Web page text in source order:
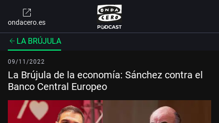
ondacero.es
LA BRÚJULA
09/11/2022
La Brújula de la economía: Sánchez contra el
Banco Central Europeo